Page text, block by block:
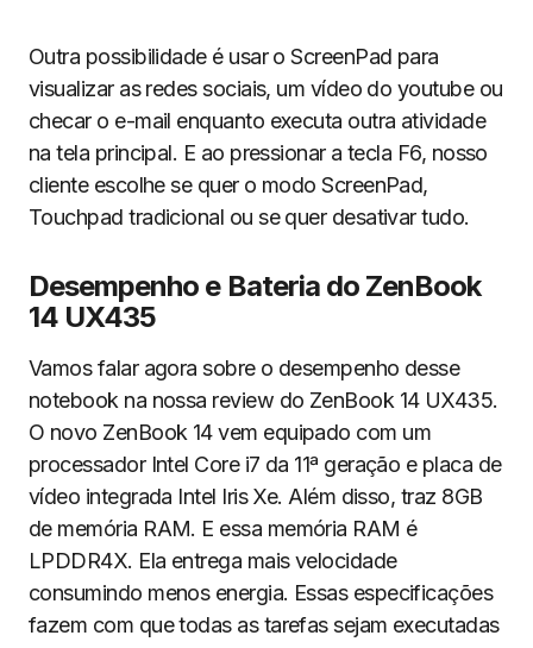
Outra possibilidade é usar o ScreenPad para
visualizar as redes sociais, um vídeo do youtube ou
checar o e-mail enquanto executa outra atividade
na tela principal. E ao pressionar a tecla F6, nosso
cliente escolhe se quer o modo ScreenPad,
Touchpad tradicional ou se quer desativar tudo.
Desempenho e Bateria do ZenBook
14 UX435
Vamos falar agora sobre o desempenho desse
notebook na nossa review do ZenBook 14 UX435.
O novo ZenBook 14 vem equipado com um
processador Intel Core i7 da 11ª geração e placa de
vídeo integrada Intel Iris Xe. Além disso, traz 8GB
de memória RAM. E essa memória RAM é
LPDDR4X. Ela entrega mais velocidade
consumindo menos energia. Essas especificações
fazem com que todas as tarefas sejam executadas